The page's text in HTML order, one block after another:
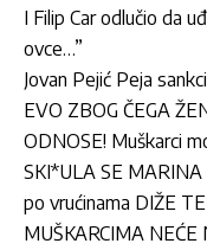
I Filip Car odlučio da
ovce…”
Jovan Pejić Peja
EVO ZBOG ČEGA
ODNOSE! Muškarci
SKI*ULA SE MARINA
po vrućinama DIŽE
MUŠKARCIMA NEĆE